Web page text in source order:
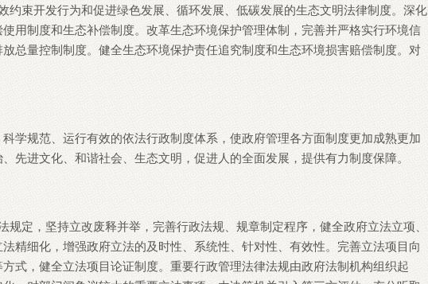
约束开发行为和促进绿色发展、循环发展、低碳发展的生态文明法律制度。深化
用制度和生态补偿制度。改革生态环境保护管理体制，完善并严格实行环境信
总量控制制度。健全生态环境保护责任追究制度和生态环境损害赔偿制度。对
学规范、运行有效的依法行政制度体系，使政府管理各方面制度更加成熟更加
先进文化、和谐社会、生态文明，促进人的全面发展，提供有力制度保障。
定，坚持立改废释并举，完善行政法规、规章制定程序，健全政府立法立项、
精细化，增强政府立法的及时性、系统性、针对性、有效性。完善立法项目向
式，健全立法项目论证制度。重要行政管理法律法规由政府法制机构组织起